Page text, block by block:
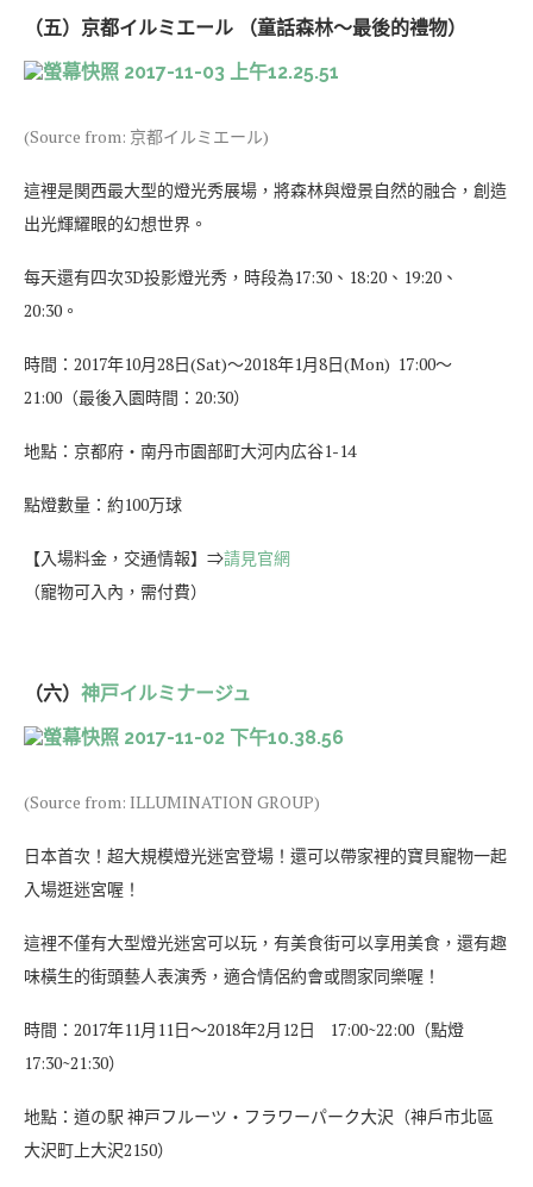
（五）京都イルミエール （童話森林～最後的禮物）
(Source from: 京都イルミエール)
這裡是関西最大型的燈光秀展場，將森林與燈景自然的融合，創造
出光輝耀眼的幻想世界。
每天還有四次3D投影燈光秀，時段為17:30、18:20、19:20、
20:30。
時間：2017年10月28日(Sat)～2018年1月8日(Mon) 17:00～
21:00（最後入園時間：20:30）
地點：京都府・南丹市園部町大河内広谷1-14
點燈數量：約100万球
【入場料金，交通情報】⇒請見官網
（寵物可入內，需付費）
（六） 神戸イルミナージュ
(Source from: ILLUMINATION GROUP)
日本首次！超大規模燈光迷宮登場！還可以帶家裡的寶貝寵物一起
入場逛迷宮喔！
這裡不僅有大型燈光迷宮可以玩，有美食街可以享用美食，還有趣
味橫生的街頭藝人表演秀，適合情侶約會或閤家同樂喔！
時間：2017年11月11日～2018年2月12日 17:00~22:00（點燈
17:30~21:30）
地點：道の駅 神戸フルーツ・フラワーパーク大沢（神戶市北區
大沢町上大沢2150）